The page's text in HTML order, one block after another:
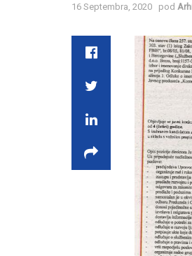
16 Septembra, 2020 pod